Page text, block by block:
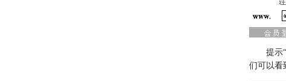
提示“
们可以看